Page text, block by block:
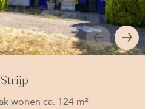
wonen ca. 124 m²